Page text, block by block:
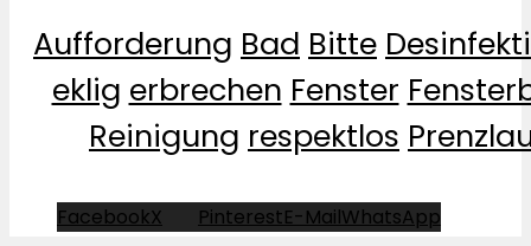
Aufforderung Bad Bitte
eklig erbrechen Fenster
Reinigung respektlos
FacebookX PinterestE-MailWhatsApp